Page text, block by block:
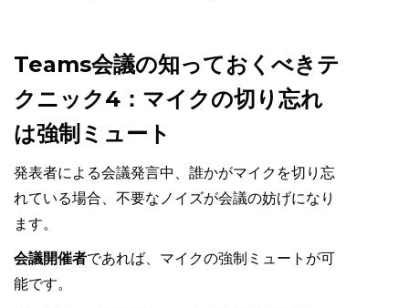
Teams会議の知っておくべきテ
クニック4：マイクの切り忘れ
は強制ミュート
発表者による会議発言中、誰かがマイクを切り忘
れている場合、不要なノイズが会議の妨げになり
ます。
会議開催者であれば、マイクの強制ミュートが可
能です。